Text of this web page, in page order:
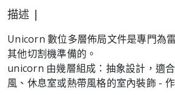
描述 |
Unicorn 數位多層佈局文件是專門為
其他切割機準備的。
unicorn 由幾層組成：抽象設計，適
風、休息室或熱帶風格的室內裝飾 -